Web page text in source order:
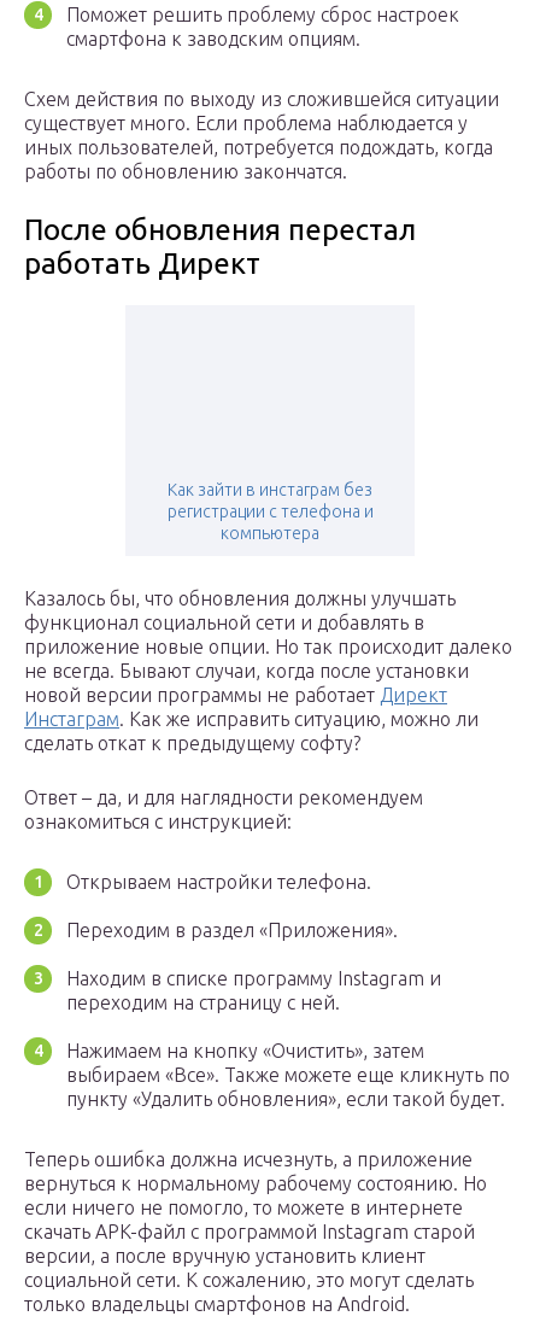
Поможет решить проблему сброс настроек
смартфона к заводским опциям.
Схем действия по выходу из сложившейся ситуации
существует много. Если проблема наблюдается у
иных пользователей, потребуется подождать, когда
работы по обновлению закончатся.
После обновления перестал
работать Директ
Как зайти в инстаграм без
регистрации с телефона и
компьютера
Казалось бы, что обновления должны улучшать
функционал социальной сети и добавлять в
приложение новые опции. Но так происходит далеко
не всегда. Бывают случаи, когда после установки
новой версии программы не работает Директ
Инстаграм. Как же исправить ситуацию, можно ли
сделать откат к предыдущему софту?
Ответ – да, и для наглядности рекомендуем
ознакомиться с инструкцией:
Открываем настройки телефона.
Переходим в раздел «Приложения».
Находим в списке программу Instagram и
переходим на страницу с ней.
Нажимаем на кнопку «Очистить», затем
выбираем «Все». Также можете еще кликнуть по
пункту «Удалить обновления», если такой будет.
Теперь ошибка должна исчезнуть, а приложение
вернуться к нормальному рабочему состоянию. Но
если ничего не помогло, то можете в интернете
скачать APK-файл с программой Instagram старой
версии, а после вручную установить клиент
социальной сети. К сожалению, это могут сделать
только владельцы смартфонов на Android.